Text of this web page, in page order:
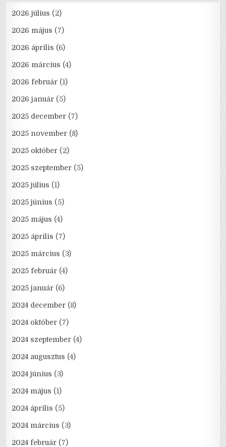
2026 július (2)
2026 május (7)
2026 április (6)
2026 március (4)
2026 február (1)
2026 január (5)
2025 december (7)
2025 november (8)
2025 október (2)
2025 szeptember (5)
2025 július (1)
2025 június (5)
2025 május (4)
2025 április (7)
2025 március (3)
2025 február (4)
2025 január (6)
2024 december (8)
2024 október (7)
2024 szeptember (4)
2024 augusztus (4)
2024 június (3)
2024 május (1)
2024 április (5)
2024 március (3)
2024 február (7)